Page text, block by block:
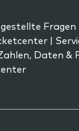
Fragen
|
Daten &